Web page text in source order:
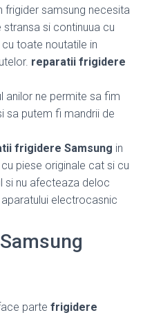
samsung necesita
si continuua cu
toate noutatile in
reparatii frigidere
anilor ne permite sa fim
sa putem fi mandrii de
frigidere Samsung in
piese originale cat si cu
si nu afecteaza deloc
electrocasnic
parte frigidere